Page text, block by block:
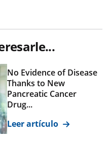
No Evidence of Disease
Thanks to New
Pancreatic Cancer
Drug...
Leer artículo